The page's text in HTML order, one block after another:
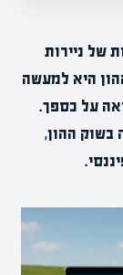
של ניירות
היא למעשה
על כספך.
ההון,